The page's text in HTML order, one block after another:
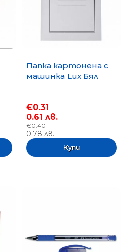
Папка картонена с
машинка Lux Бял
€0.31
0.61 лв.
€0.40
0.78 лв.